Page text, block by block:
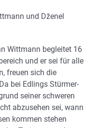
und Dženel
Wittmann begleitet 16
und er sei für alle
freuen sich die
bei Edlings Stürmer-
seiner schweren
abzusehen sei, wann
kommen stehen